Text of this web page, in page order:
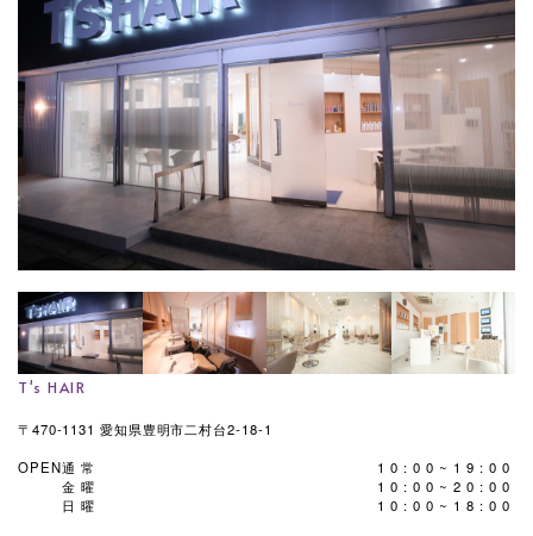
T's HAIR
〒470-1131 愛知県豊明市二村台2-18-1
OPEN通常
金曜
日曜
10:00~19:00
10:00~20:00
10:00~18:00